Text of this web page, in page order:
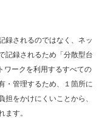
録されるのではなく、ネッ
記録されるため「分散型台
ワークを利用するすべての
・管理するため、１箇所に
をかけにくいことから、
ます。